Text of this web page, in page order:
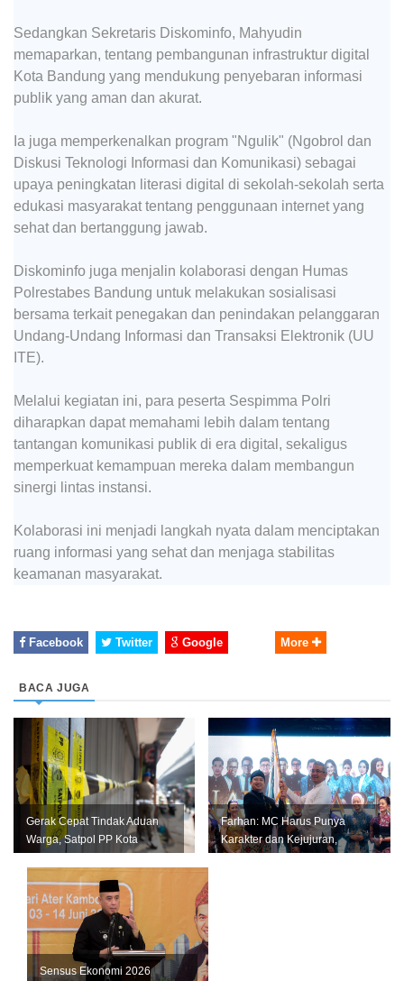
Sedangkan Sekretaris Diskominfo, Mahyudin
memaparkan, tentang pembangunan infrastruktur digital
Kota Bandung yang mendukung penyebaran informasi
publik yang aman dan akurat.
Ia juga memperkenalkan program "Ngulik" (Ngobrol dan
Diskusi Teknologi Informasi dan Komunikasi) sebagai
upaya peningkatan literasi digital di sekolah-sekolah serta
edukasi masyarakat tentang penggunaan internet yang
sehat dan bertanggung jawab.
Diskominfo juga menjalin kolaborasi dengan Humas
Polrestabes Bandung untuk melakukan sosialisasi
bersama terkait penegakan dan penindakan pelanggaran
Undang-Undang Informasi dan Transaksi Elektronik (UU
ITE).
Melalui kegiatan ini, para peserta Sespimma Polri
diharapkan dapat memahami lebih dalam tentang
tantangan komunikasi publik di era digital, sekaligus
memperkuat kemampuan mereka dalam membangun
sinergi lintas instansi.
Kolaborasi ini menjadi langkah nyata dalam menciptakan
ruang informasi yang sehat dan menjaga stabilitas
keamanan masyarakat.
Facebook Twitter Google More
BACA JUGA
Gerak Cepat Tindak Aduan
Warga, Satpol PP Kota
Farhan: MC Harus Punya
Karakter dan Kejujuran,
Sensus Ekonomi 2026